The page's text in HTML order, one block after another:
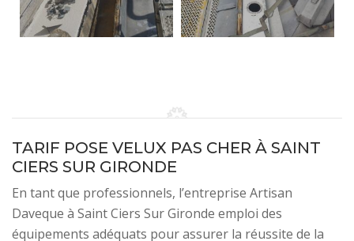
TARIF POSE VELUX PAS CHER À SAINT
CIERS SUR GIRONDE
En tant que professionnels, l’entreprise Artisan
Daveque à Saint Ciers Sur Gironde emploi des
équipements adéquats pour assurer la réussite de la